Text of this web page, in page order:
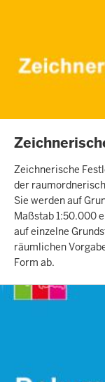
INHALTSSEITE
Zeichnerische
der
Sie werden auf
Maßstab 1:50.000
auf einzelne
räumlichen
Form ab.